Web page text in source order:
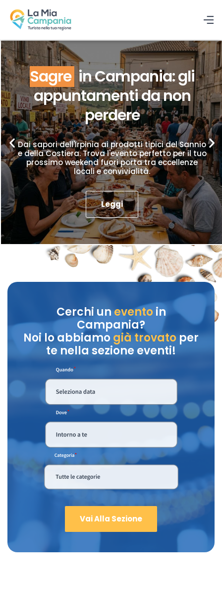
Sagre in Campania: gli
appuntamenti da non
perdere
Dai sapori dell'Irpinia ai prodotti tipici del Sannio
e della Costiera. Trova l'evento perfetto per il tuo
prossimo weekend fuori porta tra eccellenze
locali e convivialità.
Leggi
Cerchi unevento in
Campania?
Noi lo abbiamo già trovatoper
te nella sezione eventi!
Vai Alla Sezione